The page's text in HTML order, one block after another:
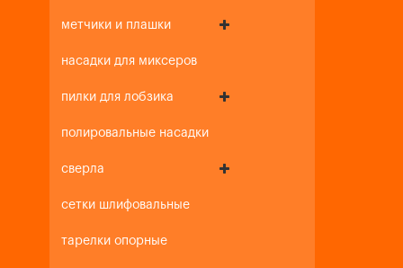
метчики и плашки
насадки для миксеров
пилки для лобзика
полировальные насадки
сверла
сетки шлифовальные
тарелки опорные